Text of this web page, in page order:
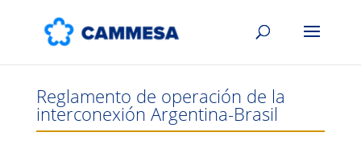
Reglamento de operación de la
interconexión Argentina-Brasil